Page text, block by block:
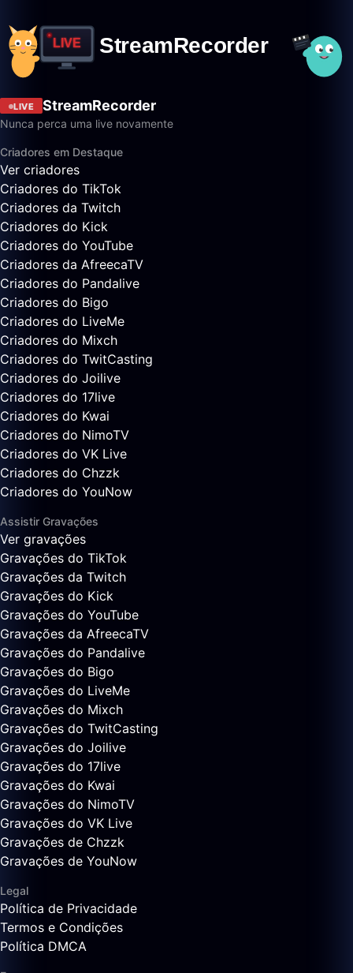
LIVE StreamRecorder
Nunca perca uma live novamente
Criadores em Destaque
Ver criadores
Criadores do TikTok
Criadores da Twitch
Criadores do Kick
Criadores do YouTube
Criadores da AfreecaTV
Criadores do Pandalive
Criadores do Bigo
Criadores do LiveMe
Criadores do Mixch
Criadores do TwitCasting
Criadores do Joilive
Criadores do 17live
Criadores do Kwai
Criadores do NimoTV
Criadores do VK Live
Criadores do Chzzk
Criadores do YouNow
Assistir Gravações
Ver gravações
Gravações do TikTok
Gravações da Twitch
Gravações do Kick
Gravações do YouTube
Gravações da AfreecaTV
Gravações do Pandalive
Gravações do Bigo
Gravações do LiveMe
Gravações do Mixch
Gravações do TwitCasting
Gravações do Joilive
Gravações do 17live
Gravações do Kwai
Gravações do NimoTV
Gravações do VK Live
Gravações de Chzzk
Gravações de YouNow
Legal
Política de Privacidade
Termos e Condições
Política DMCA